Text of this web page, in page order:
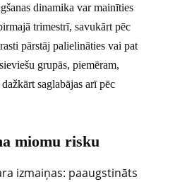
dinamika var mainīties
trimestrī, savukārt pēc
pārstāj palielināties vai pat
grupās, piemēram,
saglabājas arī pēc
miomu risku
izmaiņas: paaugstināts